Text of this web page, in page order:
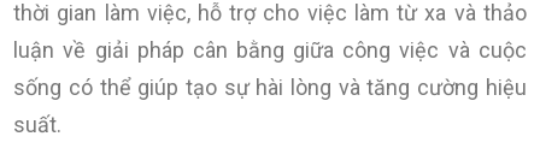
thời gian làm việc, hỗ trợ cho việc làm từ xa và thảo
luận về giải pháp cân bằng giữa công việc và cuộc
sống có thể giúp tạo sự hài lòng và tăng cường hiệu
suất.